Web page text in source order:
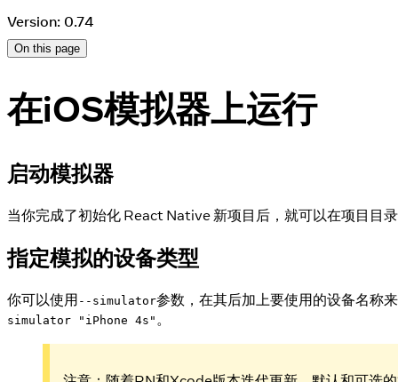
Version: 0.74
On this page
在iOS模拟器上运行
启动模拟器
当你完成了初始化 React Native 新项目后，就可以在项目目
指定模拟的设备类型
你可以使用 --simulator参数，在其后加上要使用的设备名称
simulator "iPhone 4s" 。